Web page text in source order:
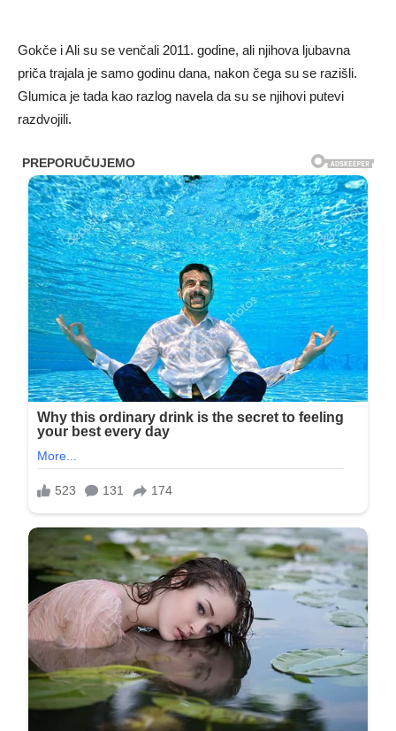
Gokče i Ali su se venčali 2011. godine, ali njihova ljubavna
priča trajala je samo godinu dana, nakon čega su se razišli.
Glumica je tada kao razlog navela da su se njihovi putevi
razdvojili.